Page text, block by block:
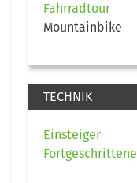
Fahrradtour
Mountainbike
TECHNIK
Einsteiger
Fortgeschrittene